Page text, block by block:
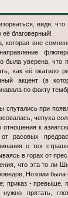
её благоверный!
которая вне
была уверена, что
как её окатило
акцент (в
по факту
при
чепуха
отношения к
расовых
о тех
в горах от
что эта то ли
Нозоми была
приказ - превыше,
прятать,